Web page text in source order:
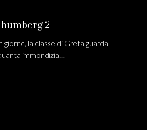
2
giorno, la classe di Greta guarda
immondizia…